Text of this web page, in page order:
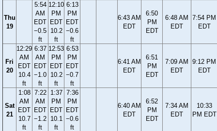
Thu
19
5:54
AM
EDT
−0.5
ft
12:10
PM
EDT
10.2
ft
6:13
PM
EDT
−0.6
ft
6:43 AM
EDT
6:50
PM
EDT
6:48 AM
EDT
7:54 PM
EDT
Fri
20
12:29
AM
EDT
10.4
ft
6:37
AM
EDT
−1.0
ft
12:53
PM
EDT
10.2
ft
6:53
PM
EDT
−0.7
ft
6:41 AM
EDT
6:51
PM
EDT
7:09 AM
EDT
9:12 PM
EDT
Sat
21
1:08
AM
EDT
10.7
ft
7:22
AM
EDT
−1.2
ft
1:37
PM
EDT
10.1
ft
7:36
PM
EDT
−0.6
ft
6:40 AM
EDT
6:52
PM
EDT
7:34 AM
EDT
10:33
PM EDT